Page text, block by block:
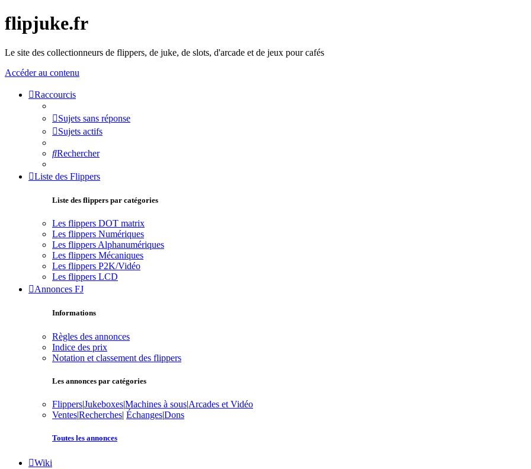
flipjuke.fr
Le site des collectionneurs de flippers, de juke, de slots, d'arcade et de jeux pour cafés
Accéder au contenu
Raccourcis
Sujets sans réponse
Sujets actifs
Rechercher
Liste des Flippers
Liste des flippers par catégories
Les flippers DOT matrix
Les flippers Numériques
Les flippers Alphanumériques
Les flippers Mécaniques
Les flippers P2K/Vidéo
Les flippers LCD
Annonces FJ
Informations
Règles des annonces
Indice des prix
Notation et classement des flippers
Les annonces par catégories
Flippers|Jukeboxes|Machines à sous|Arcades et Vidéo
Ventes|Recherches| Échanges|Dons
Toutes les annonces
Wiki